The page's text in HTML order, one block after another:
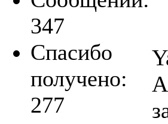
347
Спасибо
получено:
277